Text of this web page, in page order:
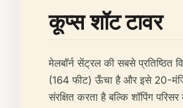
कूप्स शॉट टावर
मेलबॉर्न सेंट्रल की सबसे प्रतिष्ठित
(164 फीट) ऊँचा है और इसे 20-
संरक्षित करता है बल्कि शॉपिंग